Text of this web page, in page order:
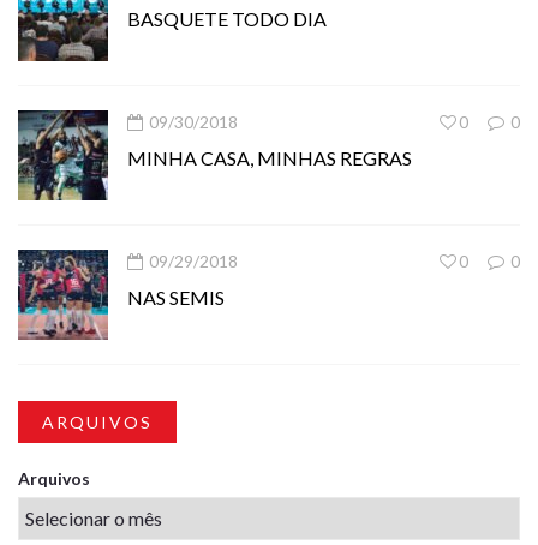
BASQUETE TODO DIA
09/30/2018 0
0
MINHA CASA, MINHAS REGRAS
09/29/2018 0
0
NAS SEMIS
ARQUIVOS
Arquivos